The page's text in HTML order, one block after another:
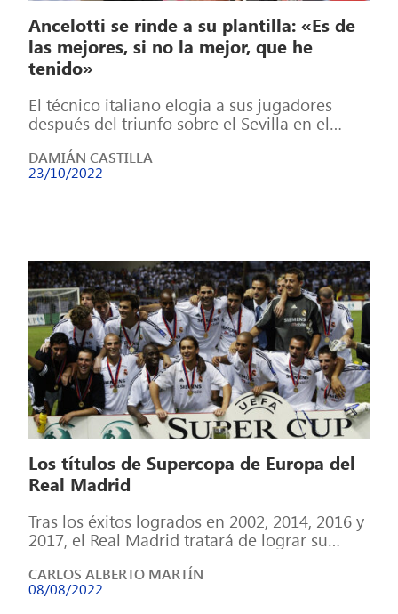
Ancelotti se rinde a su plantilla: «Es de
las mejores, si no la mejor, que he
tenido»
El técnico italiano elogia a sus jugadores
después del triunfo sobre el Sevilla en el
DAMIÁN CASTILLA
23/10/2022
Los títulos de Supercopa de Europa del
Real Madrid
Tras los éxitos logrados en 2002, 2014, 2016 y
2017, el Real Madrid tratará de lograr su
CARLOS ALBERTO MARTÍN
08/08/2022